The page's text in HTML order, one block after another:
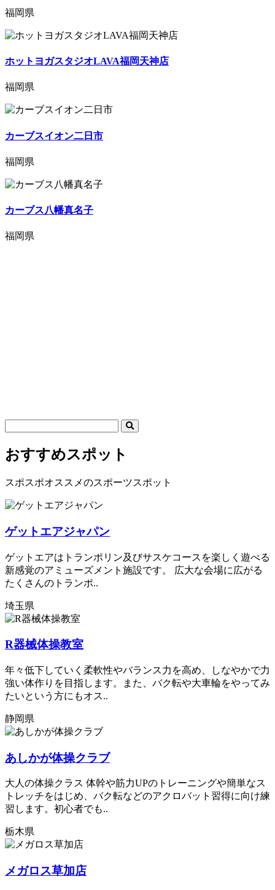
福岡県
ホットヨガスタジオLAVA福岡天神店
福岡県
カーブスイオン二日市
福岡県
カーブス八幡真名子
福岡県
おすすめスポット
スポスポオススメのスポーツスポット
ゲットエアジャパン
ゲットエアはトランポリン及びサスケコースを楽しく遊べる
新感覚のアミューズメント施設です。 広大な会場に広がる
たくさんのトランポ..
埼玉県
R器械体操教室
年々低下していく柔軟性やバランス力を高め、しなやかで力
強い体作りを目指します。また、バク転や大車輪をやってみ
たいという方にもオス..
静岡県
あしかが体操クラブ
大人の体操クラス 体幹や筋力UPのトレーニングや簡単なス
トレッチをはじめ、バク転などのアクロバット習得に向け練
習します。初心者でも..
栃木県
メガロス草加店